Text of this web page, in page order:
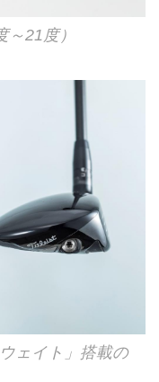
21度）
ェイト」搭載の